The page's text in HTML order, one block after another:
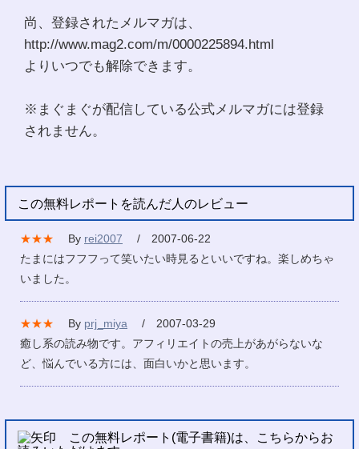
尚、登録されたメルマガは、
http://www.mag2.com/m/0000225894.html
よりいつでも解除できます。
※まぐまぐが配信している公式メルマガには登録
されません。
この無料レポートを読んだ人のレビュー
★★★ By rei2007
/ 2007-06-22
たまにはフフフって笑いたい時見るといいですね。楽しめちゃ
いました。
★★★ By prj_miya
/ 2007-03-29
癒し系の読み物です。アフィリエイトの売上があがらないな
ど、悩んでいる方には、面白いかと思います。
この無料レポート(電子書籍)は、こちらからお